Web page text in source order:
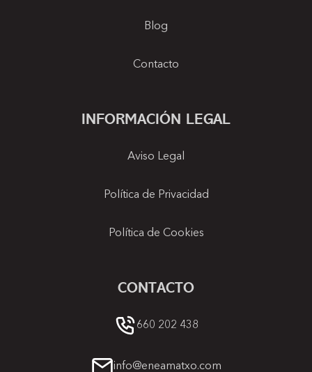
Blog
Contacto
INFORMACIÓN LEGAL
Aviso Legal
Política de Privacidad
Política de Cookies
CONTACTO
660 202 438
info@eneamatxo.com